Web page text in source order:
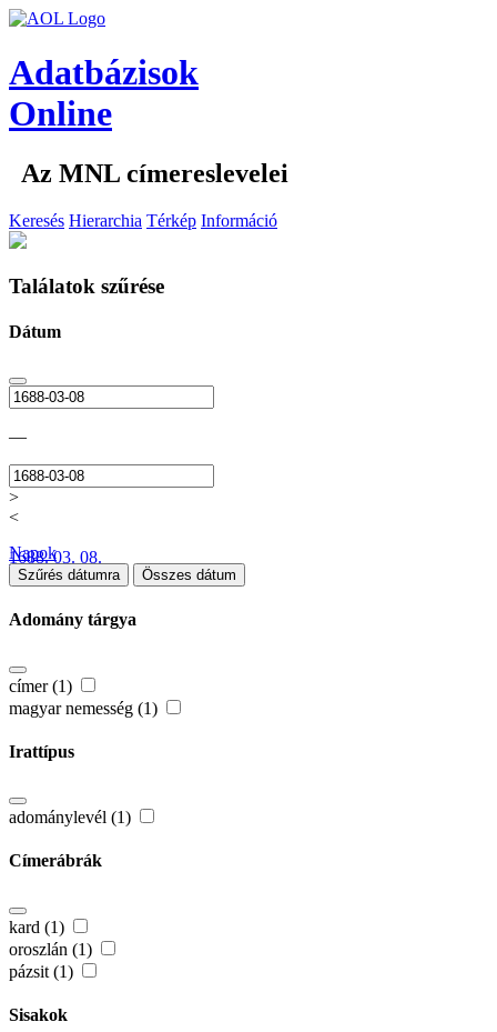
Adatbázisok
Online
Az MNL címereslevelei
Keresés Hierarchia Térkép Információ
Találatok szűrése
Dátum
—
>
<
1688. 03. 08.
Napok
Szűrés dátumra Összes dátum
Adomány tárgya
címer (1)
magyar nemesség (1)
Irattípus
adománylevél (1)
Címerábrák
kard (1)
oroszlán (1)
pázsit (1)
Sisakok